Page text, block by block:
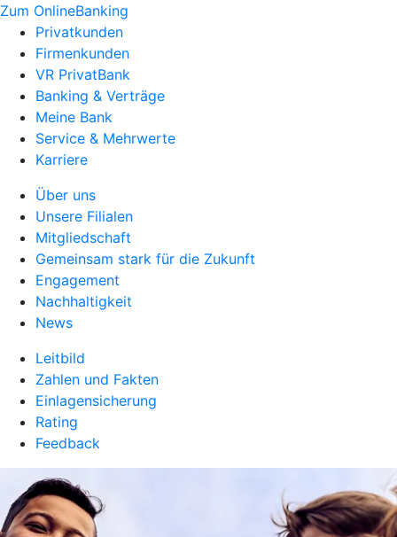
Zum OnlineBanking
Privatkunden
Firmenkunden
VR PrivatBank
Banking & Verträge
Meine Bank
Service & Mehrwerte
Karriere
Über uns
Unsere Filialen
Mitgliedschaft
Gemeinsam stark für die Zukunft
Engagement
Nachhaltigkeit
News
Leitbild
Zahlen und Fakten
Einlagensicherung
Rating
Feedback